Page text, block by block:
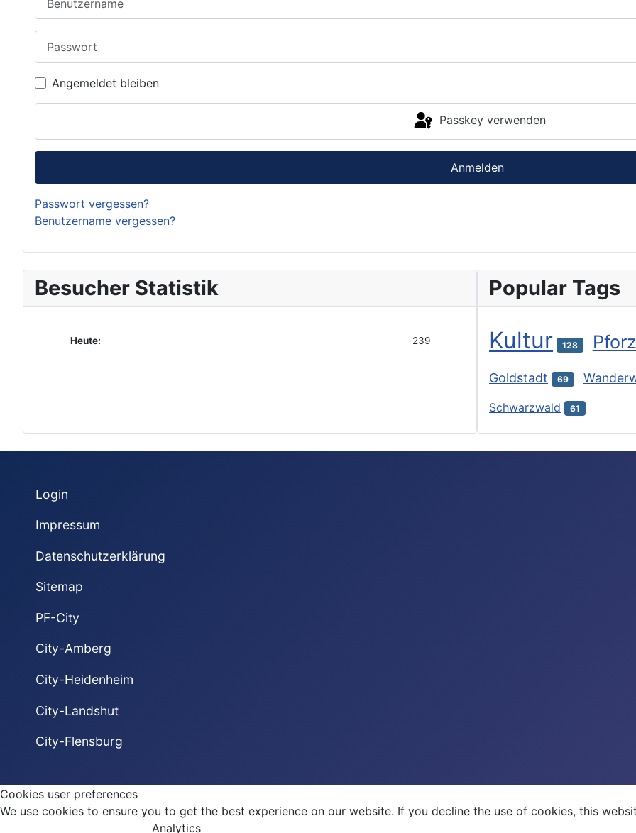
Angemeldet bleiben
Passkey verwenden
Anmelden
Passwort vergessen?
Benutzername vergessen?
Besucher Statistik
Heute: 239
Popular Tags
Kultur 128
Goldstadt 69
Schwarzwald 61
Login
Impressum
Datenschutzerklärung
Sitemap
PF-City
City-Amberg
City-Heidenheim
City-Landshut
City-Flensburg
Cookies user preferences
We use cookies to ensure you to get the best experience on our website. If you decline the use of cookies, this
Analytics